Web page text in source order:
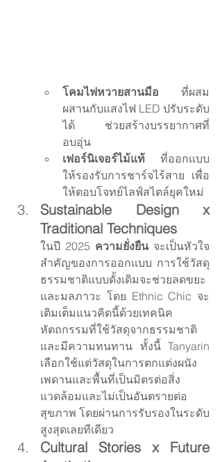
โคมไฟหวายสานมือ ที่ผสม
ผสานกับแสงไฟ LED ปรับระดับ
ได้ ช่วยสร้างบรรยากาศที่
อบอุ่น
เฟอร์นิเจอร์ไม้แท้ ที่ออกแบบ
ให้รองรับการชาร์จไร้สาย เพื่อ
ให้ตอบโจทย์ไลฟ์สไตล์ยุคใหม่
Sustainable Design x
Traditional Techniques
ในปี 2025 ความยั่งยืน จะเป็นหัวใจ
สำคัญของการออกแบบ การใช้วัสดุ
ธรรมชาติแบบดั้งเดิมจะช่วยลดขยะ
และมลภาวะ โดย Ethnic Chic จะ
เติมเต็มแนวคิดนี้ด้วยเทคนิค
หัตถกรรมที่ใช้วัสดุจากธรรมชาติ
และมีความทนทาน ทั้งนี้ Tanyarin
เลือกใช้แต่วัสดุในการตกแต่งผนัง
เพดานและพื้นที่เป็นมิตรต่อสิ่ง
แวดล้อมและไม่เป็นอันตรายต่อ
สุขภาพ โดยผ่านการรับรองในระดับ
สูงสุดเลยทีเดียว
Cultural Stories x Future